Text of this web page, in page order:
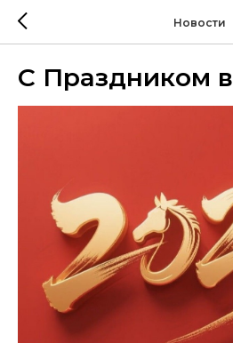
Новости
С Праздником